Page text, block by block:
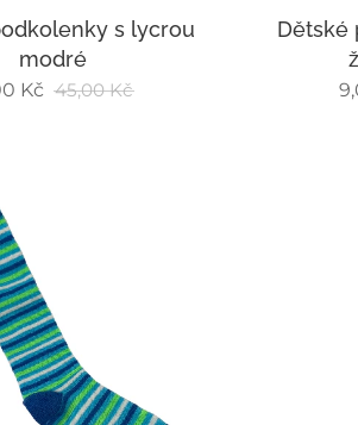
s lycrou
modré
Kč 45,00Kč
Dětské